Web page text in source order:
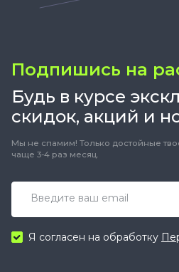
Подпишись на
Будь в курсе
скидок, акций и
Мы не спамим! Только достойные
чаще 3-4 раз месяц.
Я согласен на обработку